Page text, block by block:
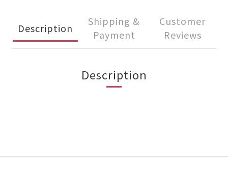
Description
Shipping &
Payment
Customer
Reviews
Description